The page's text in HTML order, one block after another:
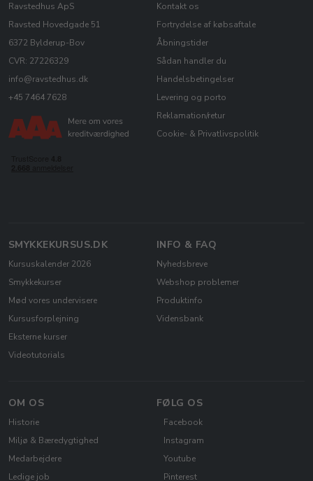
Ravstedhus ApS
Ravsted Hovedgade 51
6372 Bylderup-Bov
CVR: 27226329
info@ravstedhus.dk
+45 7464 7628
Kontakt os
Fortrydelse af købsaftale
Åbningstider
Sådan handler du
Handelsbetingelser
Levering og porto
Reklamation/retur
Cookie- & Privatlivspolitik
SMYKKEKURSUS.DK
Kursuskalender 2026
Smykkekurser
Mød vores undervisere
Kursusforplejning
Eksterne kurser
Videotutorials
INFO & FAQ
Nyhedsbreve
Webshop problemer
Produktinfo
Vidensbank
OM OS
Historie
Miljø & Bæredygtighed
Medarbejdere
Ledige job
FØLG OS
Facebook
Instagram
Youtube
Pinterest